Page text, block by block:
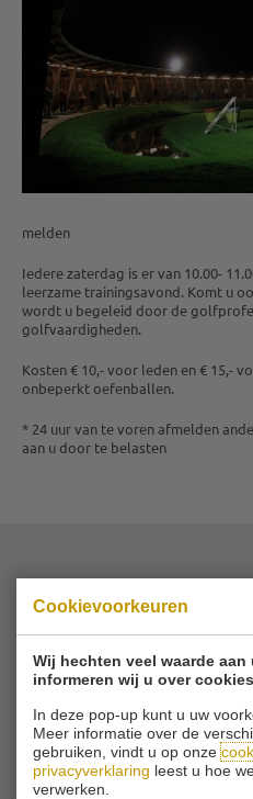
Cookievoorkeuren
Wij hechten veel waarde aan
informeren wij u over
In deze pop-up kunt u uw
Meer informatie over de
gebruiken, vindt u op onze
privacyverklaring leest u hoe
verwerken.
melden
Iedere zaterdag is er van 10.00-
leerzame trainingsavond. Komt u
wordt u begeleid door de
golfvaardigheden.
Kosten € 10,- voor leden en € 15,-
onbeperkt oefenballen.
* 24 uur van te voren afmelden
aan u door te belasten
Zuidbuurt 79 -
Tel010 -
Email